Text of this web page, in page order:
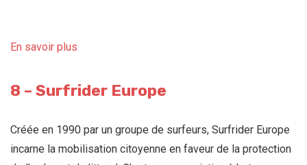
En savoir plus
8 – Surfrider Europe
Créée en 1990 par un groupe de surfeurs, Surfrider Europe
incarne la mobilisation citoyenne en faveur de la protection